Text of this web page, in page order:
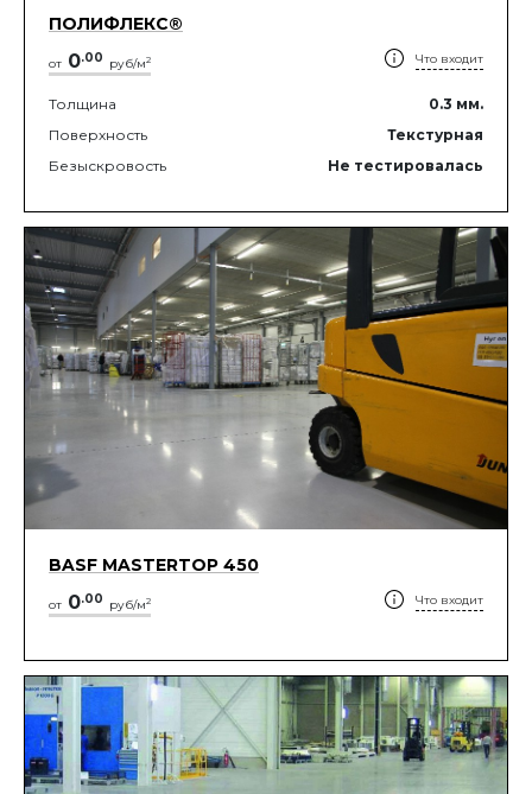
ПОЛИФЛЕКС®
от 0.00 руб/м2 Что входит
Толщина 0.3 мм.
Поверхность
Текстурная
Безыскровость
Не тестировалась
BASF MASTERTOP 450
от 0.00 руб/м2 Что входит